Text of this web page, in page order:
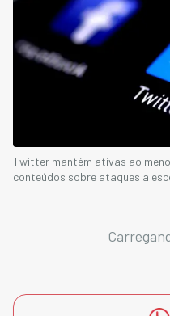
Twitter mantém ativas ao
conteúdos sobre ataques a